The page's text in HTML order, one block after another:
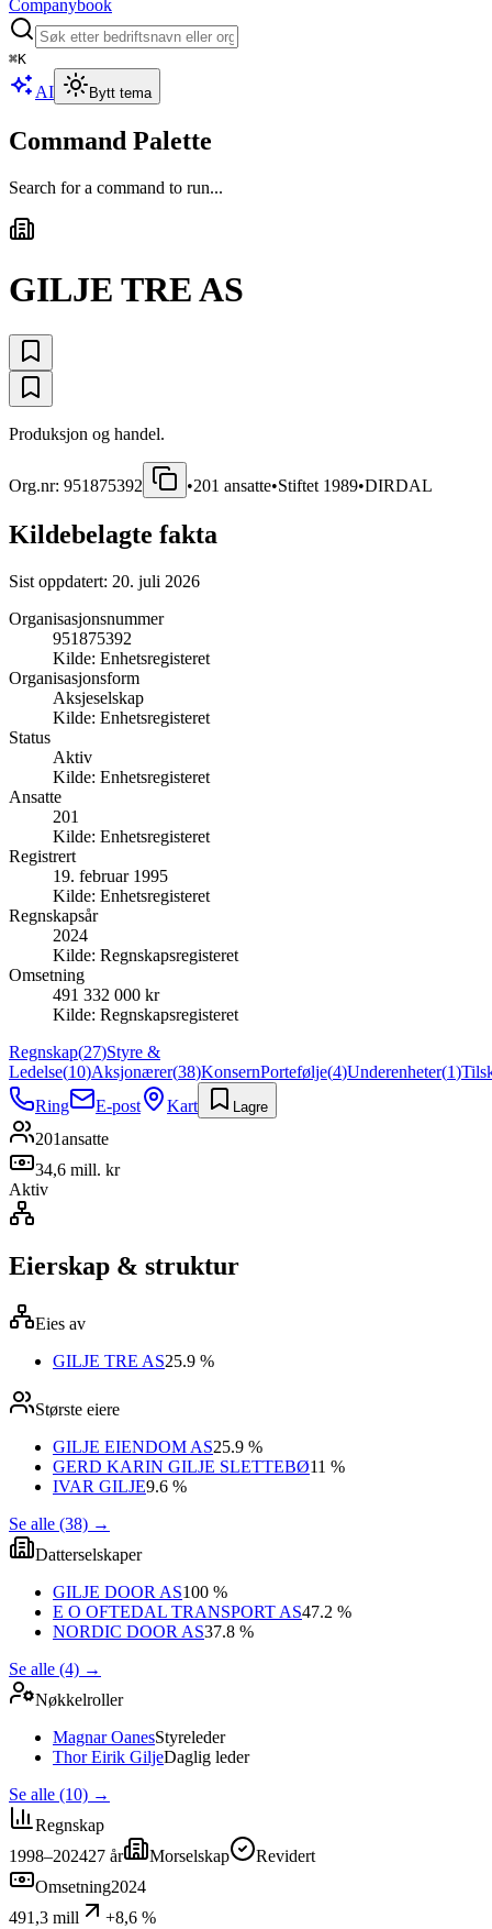
Companybook
⌘K
AI Bytt tema
Command Palette
Search for a command to run...
GILJE TRE AS
Produksjon og handel.
Org.nr: 951875392 •201 ansatte•Stiftet 1989•DIRDAL
Kildebelagte fakta
Sist oppdatert: 20. juli 2026
Organisasjonsnummer
951875392
Kilde: Enhetsregisteret
Organisasjonsform
Aksjeselskap
Kilde: Enhetsregisteret
Status
Aktiv
Kilde: Enhetsregisteret
Ansatte
201
Kilde: Enhetsregisteret
Registrert
19. februar 1995
Kilde: Enhetsregisteret
Regnskapsår
2024
Kilde: Regnskapsregisteret
Omsetning
491 332 000 kr
Kilde: Regnskapsregisteret
Regnskap(27)Styre &
Ledelse(10)Aksjonærer(38)KonsernPortefølje(4)Underenheter(1)
Ring
E-post Kart Lagre
201ansatte
34,6 mill. kr
Aktiv
Eierskap & struktur
Eies av
GILJE TRE AS25.9 %
Største eiere
GILJE EIENDOM AS25.9 %
GERD KARIN GILJE SLETTEBØ11 %
IVAR GILJE9.6 %
Se alle (38) →
Datterselskaper
GILJE DOOR AS100 %
E O OFTEDAL TRANSPORT AS47.2 %
NORDIC DOOR AS37.8 %
Se alle (4) →
Nøkkelroller
Magnar OanesStyreleder
Thor Eirik GiljeDaglig leder
Se alle (10) →
Regnskap
1998–202427 år Morselskap
Revidert
Omsetning2024
491,3 mill
+8,6 %